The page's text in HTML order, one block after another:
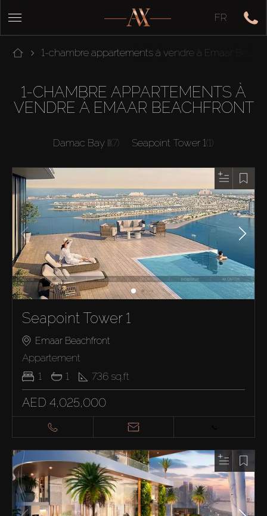
FR
1-chambre appartements à vendre à Emaar
1-CHAMBRE APPARTEMENTS À
VENDRE À EMAAR BEACHFRONT
Damac Bay II(7) Seapoint Tower 1(1)
Seapoint Tower 1
Emaar Beachfront
Appartement
1
1 736 sq.ft
AED 4,025,000